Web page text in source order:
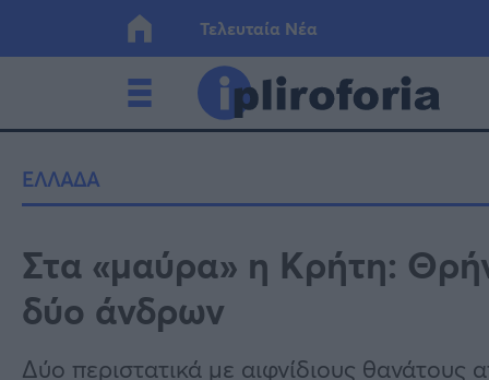
Τελευταία Νέα
Κόσμος
Υγεία
ΕΛΛΑΔΑ
Στα «μαύρα» η Κρήτη:
δύο άνδρων
Δύο περιστατικά με αιφνίδιους θανάτους